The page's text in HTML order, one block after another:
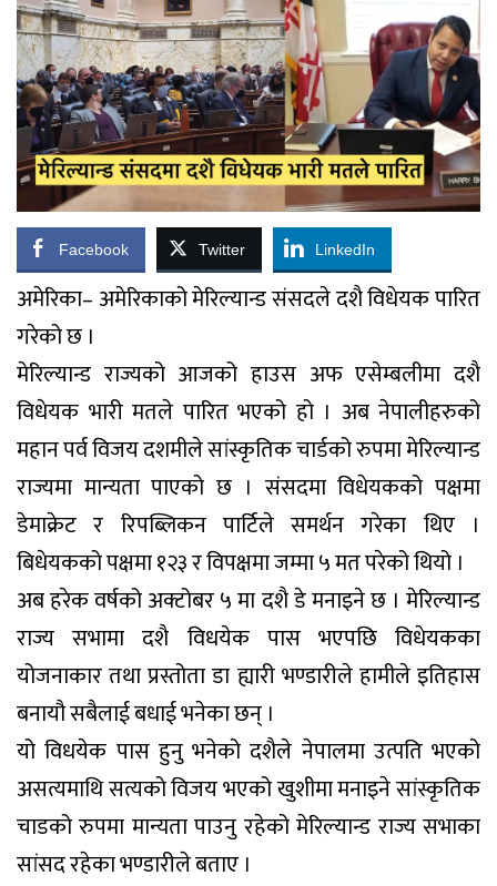
Facebook Twitter LinkedIn
अमेरिका– अमेरिकाको मेरिल्यान्ड संसदले दशै विधेयक पारित
गरेको छ ।
मेरिल्यान्ड राज्यको आजको हाउस अफ एसेम्बलीमा दशै
विधेयक भारी मतले पारित भएको हो । अब नेपालीहरुको
महान पर्व विजय दशमीले सांस्कृतिक चार्डको रुपमा मेरिल्यान्ड
राज्यमा मान्यता पाएको छ । संसदमा विधेयकको पक्षमा
डेमाक्रेट र रिपब्लिकन पार्टिले समर्थन गरेका थिए ।
बिधेयकको पक्षमा १२३ र विपक्षमा जम्मा ५ मत परेको थियो ।
अब हरेक वर्षको अक्टोबर ५ मा दशै डे मनाइने छ । मेरिल्यान्ड
राज्य सभामा दशै विधयेक पास भएपछि विधेयकका
योजनाकार तथा प्रस्तोता डा ह्यारी भण्डारीले हामीले इतिहास
बनायौ सबैलाई बधाई भनेका छन् ।
यो विधयेक पास हुनु भनेको दशैले नेपालमा उत्पति भएको
असत्यमाथि सत्यको विजय भएको खुशीमा मनाइने सांस्कृतिक
चाडको रुपमा मान्यता पाउनु रहेको मेरिल्यान्ड राज्य सभाका
सांसद रहेका भण्डारीले बताए ।